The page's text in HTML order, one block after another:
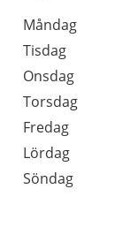
Dag
Öppettider
Kommentarer
Måndag
Tisdag
Onsdag
Torsdag
Fredag
Lördag
Söndag